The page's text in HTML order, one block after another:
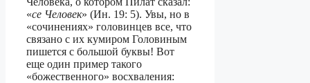
«се Человек» (Ин. 19: 5). Увы, но в
«сочинениях» головинцев все, что
связано с их кумиром Головиным
пишется с большой буквы! Вот
еще один пример такого
«божественного» восхваления: